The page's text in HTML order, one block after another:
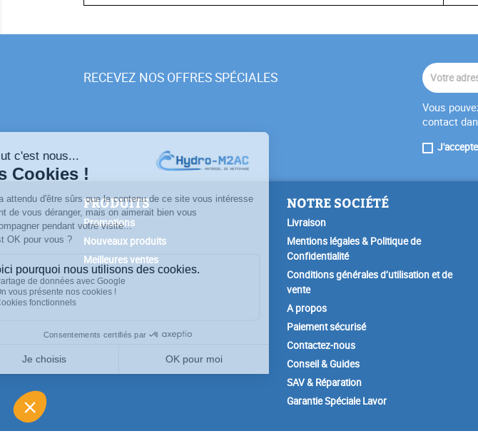
RECEVEZ NOS OFFRES SPÉCIALES
Vous
contact
PRODUITS
Promotions
Nouveaux produits
Meilleures ventes
NOTRE SOCIÉTÉ
Livraison
Mentions légales & Politique de
Confidentialité
Conditions générales d’utilisation et de
vente
A propos
Paiement sécurisé
Contactez-nous
Conseil & Guides
SAV & Réparation
Garantie Spéciale Lavor